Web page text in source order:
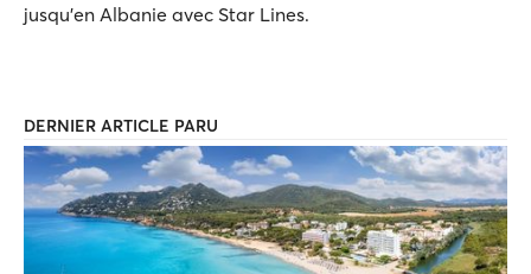
jusqu'en Albanie avec Star Lines.
DERNIER ARTICLE PARU